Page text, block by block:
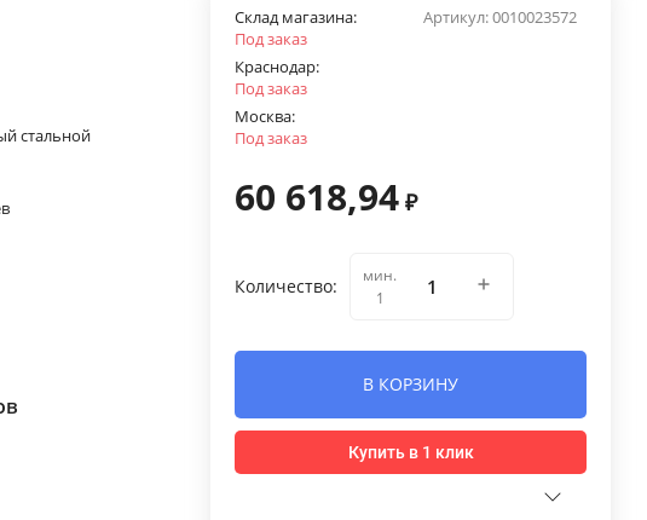
стальной
Артикул:0010023572
Склад магазина:
Под заказ
Краснодар:
Под заказ
Москва:
Под заказ
60 618,94 ₽
Количество:
мин.
1
В КОРЗИНУ
Купить в 1 клик